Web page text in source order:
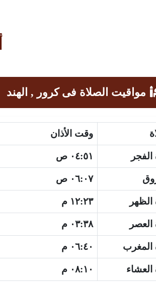
مواقيت الصلاة فى كرور , الهند
وقت الأذان
٠٤:٥١ ص
٠٦:٠٧ ص
الظهر ١٢:٢٣ م
العصر ٠٣:٣٨ م
المغرب ٠٦:٤٠ م
العشاء ٠٨:١٠ م